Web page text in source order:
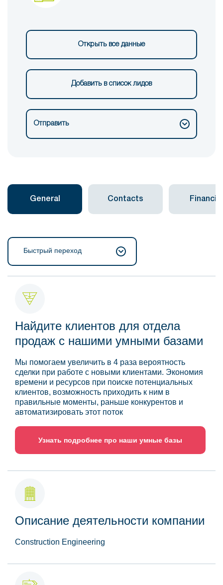
Открыть все данные
Добавить в список лидов
Отправить
General Contacts Financial
Быстрый переход
Найдите клиентов для отдела
продаж с нашими умными базами
Мы помогаем увеличить в 4 раза вероятность
сделки при работе с новыми клиентами. Экономия
времени и ресурсов при поиске потенциальных
клиентов, возможность приходить к ним в
правильные моменты, раньше конкурентов и
автоматизировать этот поток
Узнать подробнее про наши умные базы
Описание деятельности компании
Construction Engineering